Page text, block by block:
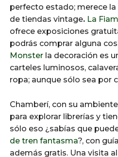
perfecto estado; merece la
de tiendas vintage. La
ofrece exposiciones
podrás comprar alguna
Monster la decoración es
carteles luminosos,
ropa; aunque sólo sea por
Chamberí, con su
para explorar librerías y
sólo eso ¿sabías que
de tren fantasma?, con
además gratis. Una visita al